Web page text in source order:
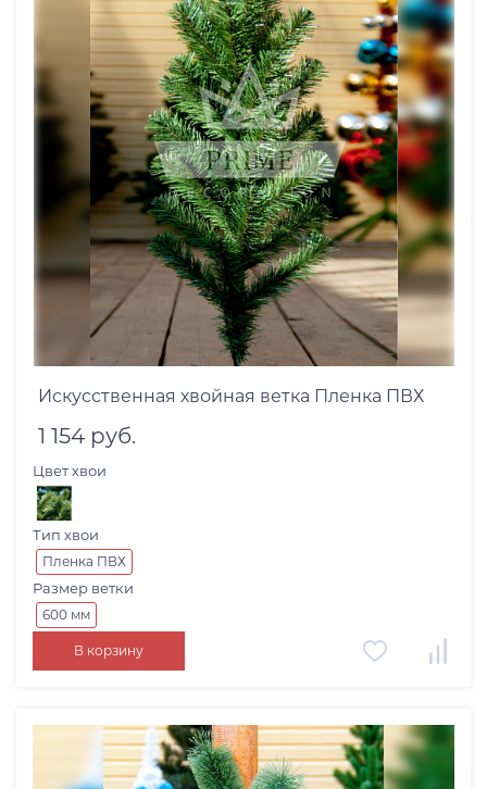
Искусственная хвойная ветка Пленка ПВХ
1 154 руб.
Цвет хвои
Тип хвои
Пленка ПВХ
Размер ветки
600 мм
В корзину